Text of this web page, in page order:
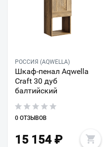
РОССИЯ (AQWELLA)
Шкаф-пенал Aqwella
Craft 30 дуб
балтийский
0 ОТЗЫВОВ
15 154 ₽